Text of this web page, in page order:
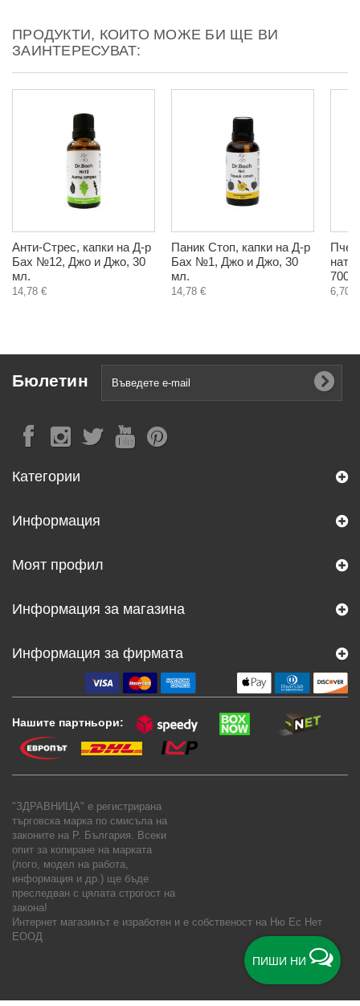
ПИШИ НИ
ПРОДУКТИ, КОИТО МОЖЕ БИ ЩЕ ВИ
ЗАИНТЕРЕСУВАТ:
Анти-Стрес, капки на Д-р
Бах №12, Джо и Джо, 30
мл.
14,78 €
Паник Стоп, капки на Д-р
Бах №1, Джо и Джо, 30
мл.
14,78 €
700
6,70 €
Бюлетин
Категории
Информация
Моят профил
Информация за магазина
Информация за фирмата
Нашите партньори:
"ЗДРАВНИЦА" е регистрирана
търговска марка по смисъла на
законите на Р. България. Всеки
опит за копиране на марката
(лого, модел на работа,
информация и др.) ще бъде
преследван с цялата строгост на
закона!
Интернет магазинът е изработен и е собственост на Ню Ес Нет
ЕООД